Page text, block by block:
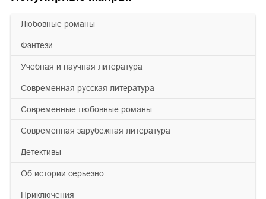
любовные романы
фэнтези
учебная и научная литература
современная русская литература
современные любовные романы
современная зарубежная литература
детективы
об истории серьезно
приключения